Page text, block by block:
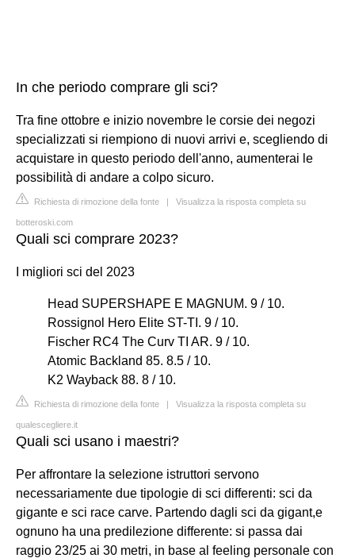
In che periodo comprare gli sci?
Tra fine ottobre e inizio novembre le corsie dei negozi
specializzati si riempiono di nuovi arrivi e, scegliendo di
acquistare in questo periodo dell'anno, aumenterai le
possibilità di andare a colpo sicuro.
Richiesta di rimozione della fonte | Visualizza la risposta completa su
botteroski.com
Quali sci comprare 2023?
I migliori sci del 2023
Head SUPERSHAPE E MAGNUM. 9 / 10.
Rossignol Hero Elite ST-TI. 9 / 10.
Fischer RC4 The Curv TI AR. 9 / 10.
Atomic Backland 85. 8.5 / 10.
K2 Wayback 88. 8 / 10.
Richiesta di rimozione della fonte | Visualizza la risposta completa su
qualescegliere.it
Quali sci usano i maestri?
Per affrontare la selezione istruttori servono
necessariamente due tipologie di sci differenti: sci da
gigante e sci race carve. Partendo dagli sci da gigant,e
ognuno ha una predilezione differente: si passa dai
raggio 23/25 ai 30 metri, in base al feeling personale con